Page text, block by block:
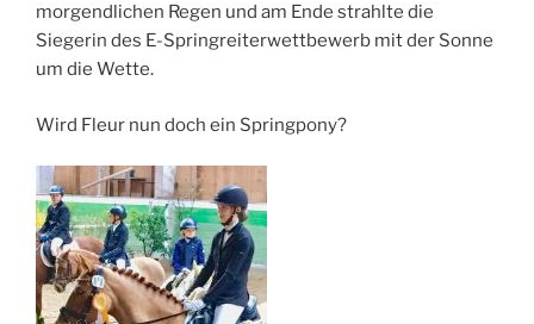
morgendlichen Regen und am Ende strahlte die
Siegerin des E-Springreiterwettbewerb mit der Sonne
um die Wette.
Wird Fleur nun doch ein Springpony?